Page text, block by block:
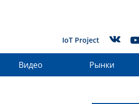
IoT Project
Видео Рынки